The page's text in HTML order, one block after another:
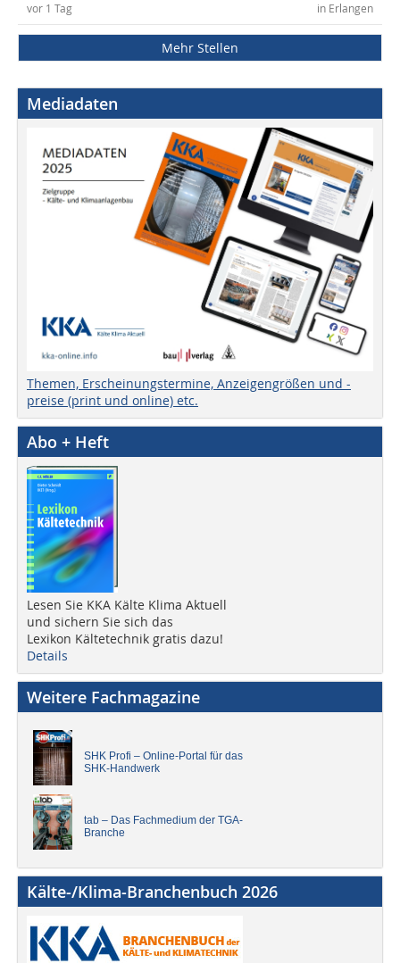
in Erlangen
vor 1 Tag
Mehr Stellen
Mediadaten
Themen, Erscheinungstermine, Anzeigengrößen und -
preise (print und online) etc.
Abo + Heft
Lesen Sie KKA Kälte Klima Aktuell
und sichern Sie sich das
Lexikon Kältetechnik gratis dazu!
Details
Weitere Fachmagazine
SHK Profi – Online-Portal für das
SHK-Handwerk
tab – Das Fachmedium der TGA-
Branche
Kälte-/Klima-Branchenbuch 2026